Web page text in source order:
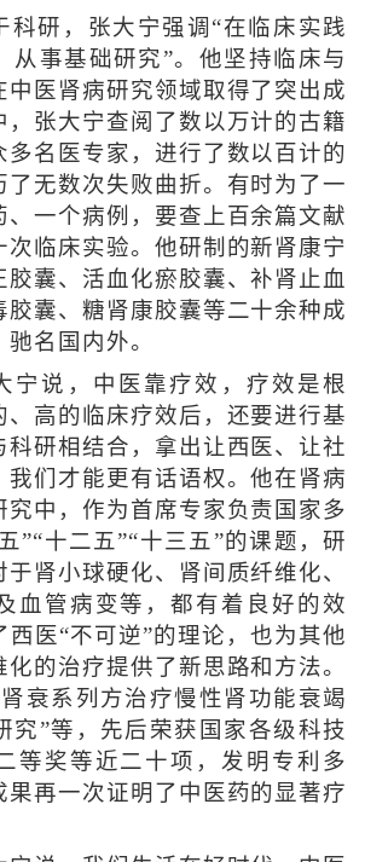
研，张大宁强调“在临床实践
从事基础研究”。他坚持临床与
中医肾病研究领域取得了突出成
，张大宁查阅了数以万计的古籍
多名医专家，进行了数以百计的
了无数次失败曲折。有时为了一
、一个病例，要查上百余篇文献
次临床实验。他研制的新肾康宁
胶囊、活血化瘀胶囊、补肾止血
胶囊、糖肾康胶囊等二十余种成
名国内外。
说，中医靠疗效，疗效是根
、高的临床疗效后，还要进行基
科研相结合，拿出让西医、让社
我们才能更有话语权。他在肾病
究中，作为首席专家负责国家多
”“十二五”“十三五”的课题，研
肾小球硬化、肾间质纤维化、
血管病变等，都有着良好的效
西医“不可逆”的理论，也为其他
的治疗提供了新思路和方法。
衰系列方治疗慢性肾功能衰竭
究”等，先后荣获国家各级科技
等奖等近二十项，发明专利多
果再一次证明了中医药的显著疗